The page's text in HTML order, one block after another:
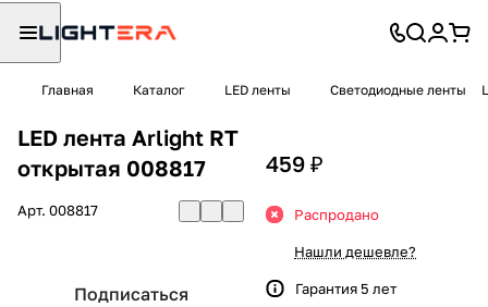
Главная Каталог LED ленты Светодиодные ленты
LED лента Arlight RT
открытая 008817
Арт. 008817
Подписаться
459 ₽
Распродано
Нашли дешевле?
Гарантия 5 лет